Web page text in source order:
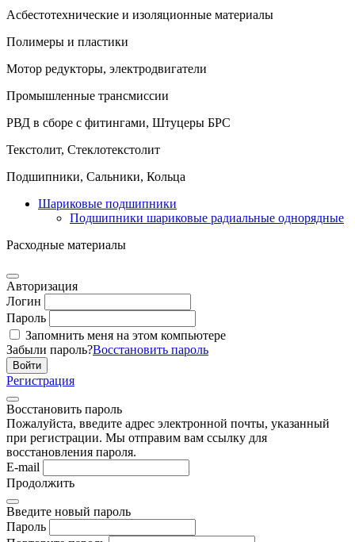
Асбестотехнические и изоляционные материалы
Полимеры и пластики
Мотор редукторы, электродвигатели
Промышленные трансмиссии
РВД в сборе с фитингами, Штуцеры БРС
Текстолит, Стеклотекстолит
Подшипники, Сальники, Кольца
Шариковые подшипники
Подшипники шариковые радиальные однорядные
Расходные материалы
Авторизация
Логин
Пароль
Запомнить меня на этом компьютере
Забыли пароль?Восстановить пароль
Регистрация
Восстановить пароль
Пожалуйста, введите адрес электронной почты, указанный
при регистрации. Мы отправим вам ссылку для
восстановления пароля.
E-mail
Продолжить
Введите новый пароль
Пароль